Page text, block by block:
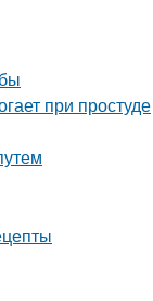
при простуде